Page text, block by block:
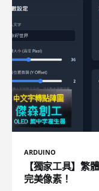
ARDUINO
【獨家工具】繁
完美像素！